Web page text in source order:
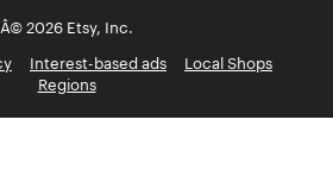
Â© 2026 Etsy, Inc.
Interest-based ads
Local Shops
Regions